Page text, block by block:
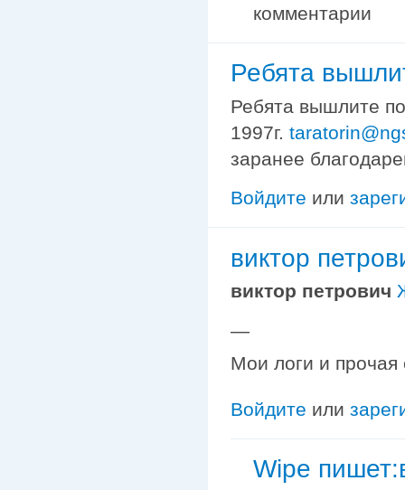
комментарии
Ребята
Ребята вышлите
1997г.
заранее
Войдите или
виктор
виктор петрович
—
Мои логи и
Войдите или
Wipe